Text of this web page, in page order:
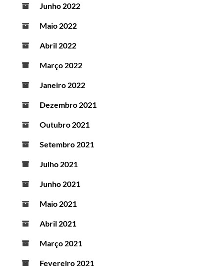
Junho 2022
Maio 2022
Abril 2022
Março 2022
Janeiro 2022
Dezembro 2021
Outubro 2021
Setembro 2021
Julho 2021
Junho 2021
Maio 2021
Abril 2021
Março 2021
Fevereiro 2021